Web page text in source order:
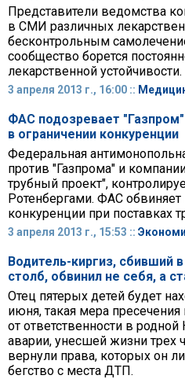
Представители ведомства
в СМИ различных
бесконтрольным
сообщество борется
лекарственной устойчивости.
3 апреля 2013 г., 16:00 ::
ФАС подозревает
в ограничении конкуренции
Федеральная
против "Газпрома" и
трубный проект",
Ротенбергами. ФАС обвиняет
конкуренции при поставках
3 апреля 2013 г., 15:53 ::
Водитель-киргиз, сбивший
столб, обвинил не себя, а
Отец пятерых детей будет
июня, такая мера
от ответственности в
аварии, унесшей жизни трех
вернули права, которых он
бегство с места ДТП.